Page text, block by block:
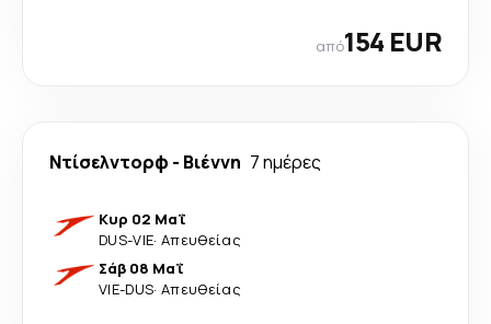
από154 EUR
Ντίσελντορφ - Βιέννη 7 ημέρες
Κυρ 02 Μαΐ
DUS-VIE· Απευθείας
Σάβ 08 Μαΐ
VIE-DUS· Απευθείας